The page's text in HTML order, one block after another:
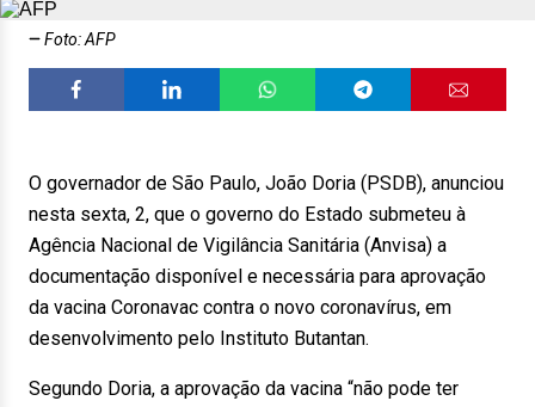
Foto: AFP
O governador de São Paulo, João Doria (PSDB), anunciou
nesta sexta, 2, que o governo do Estado submeteu à
Agência Nacional de Vigilância Sanitária (Anvisa) a
documentação disponível e necessária para aprovação
da vacina Coronavac contra o novo coronavírus, em
desenvolvimento pelo Instituto Butantan.
Segundo Doria, a aprovação da vacina “não pode ter